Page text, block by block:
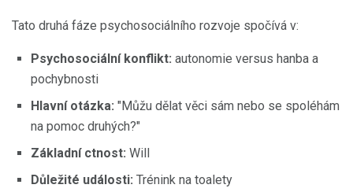
Tato druhá fáze psychosociálního rozvoje spočívá v:
Psychosociální konflikt: autonomie versus hanba a
pochybnosti
Hlavní otázka: "Můžu dělat věci sám nebo se spoléhám
na pomoc druhých?"
Základní ctnost: Will
Důležité události: Trénink na toalety